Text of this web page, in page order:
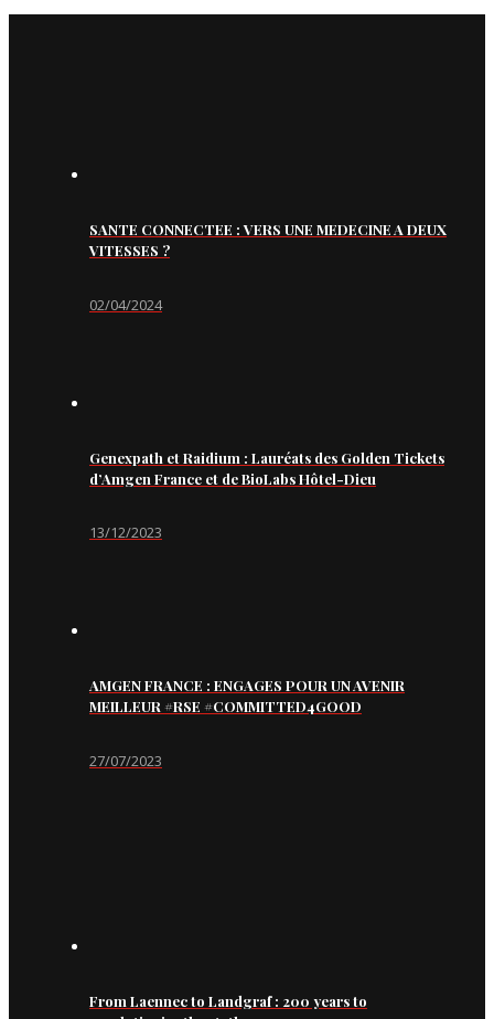
SANTE CONNECTEE : VERS UNE MEDECINE A DEUX
VITESSES ?
02/04/2024
Genexpath et Raidium : Lauréats des Golden Tickets
d’Amgen France et de BioLabs Hôtel-Dieu
13/12/2023
AMGEN FRANCE : ENGAGES POUR UN AVENIR
MEILLEUR #RSE #COMMITTED4GOOD
27/07/2023
From Laennec to Landgraf : 200 years to